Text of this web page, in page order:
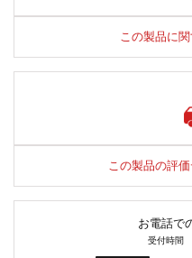
この製品に
この製品の評
お電話で
受付時間